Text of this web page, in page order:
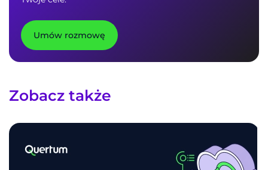
Umów rozmowę
Zobacz także